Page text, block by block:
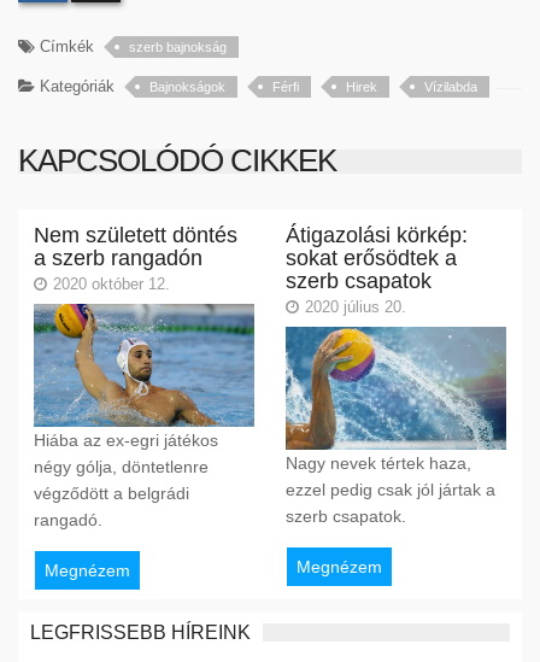
Címkék szerb bajnokság
Kategóriák Bajnokságok Férfi Hirek Vízilabda
KAPCSOLÓDÓ CIKKEK
Nem született döntés
a szerb rangadón
2020 október 12.
Hiába az ex-egri játékos
négy gólja, döntetlenre
végződött a belgrádi
rangadó.
Megnézem
Átigazolási körkép:
sokat erősödtek a
szerb csapatok
2020 július 20.
Nagy nevek tértek haza,
ezzel pedig csak jól jártak a
szerb csapatok.
Megnézem
LEGFRISSEBB HÍREINK